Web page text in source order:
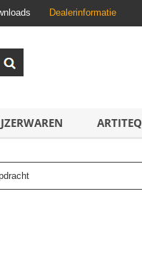
Dealerinformatie
ARTITEQ